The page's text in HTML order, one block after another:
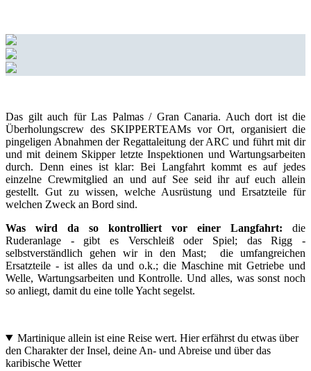
Das gilt auch für Las Palmas / Gran Canaria. Auch dort ist die
Überholungscrew des SKIPPERTEAMs vor Ort, organisiert die
pingeligen Abnahmen der Regattaleitung der ARC und führt mit dir
und mit deinem Skipper letzte Inspektionen und Wartungsarbeiten
durch. Denn eines ist klar: Bei Langfahrt kommt es auf jedes
einzelne Crewmitglied an und auf See seid ihr auf euch allein
gestellt. Gut zu wissen, welche Ausrüstung und Ersatzteile für
welchen Zweck an Bord sind.
Was wird da so kontrolliert vor einer Langfahrt: die
Ruderanlage - gibt es Verschleiß oder Spiel; das Rigg -
selbstverständlich gehen wir in den Mast; die umfangreichen
Ersatzteile - ist alles da und o.k.; die Maschine mit Getriebe und
Welle, Wartungsarbeiten und Kontrolle. Und alles, was sonst noch
so anliegt, damit du eine tolle Yacht segelst.
Martinique allein ist eine Reise wert. Hier erfährst du etwas über
den Charakter der Insel, deine An- und Abreise und über das
karibische Wetter